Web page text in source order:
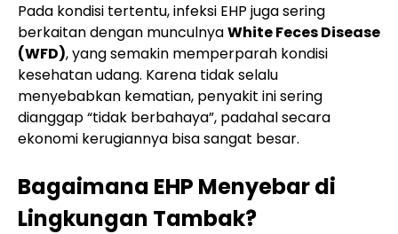
Pada kondisi tertentu, infeksi EHP juga sering
berkaitan dengan munculnyaWhite Feces Disease
(WFD), yang semakin memperparah kondisi
kesehatan udang. Karena tidak selalu
menyebabkan kematian, penyakit ini sering
dianggap “tidak berbahaya”, padahal secara
ekonomi kerugiannya bisa sangat besar.
Bagaimana EHP Menyebar di
Lingkungan Tambak?